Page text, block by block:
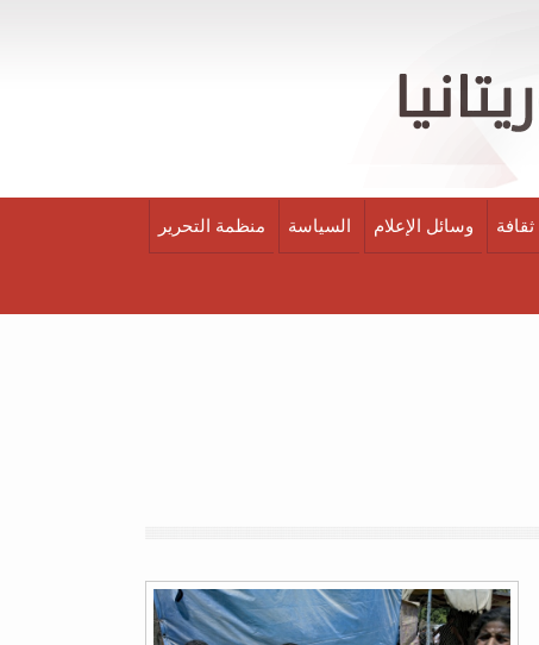
ثقافة وسائل الإعلام السياسة منظمة التحرير